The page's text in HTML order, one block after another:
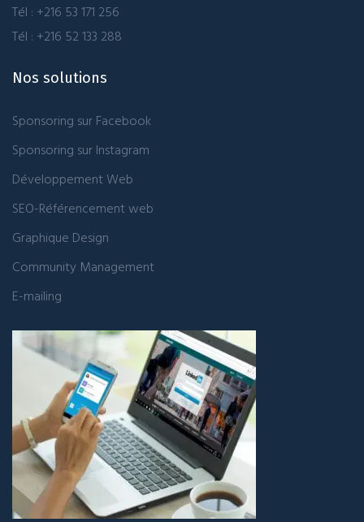
Tél : +216 53 171 256
Tél : +216 52 133 288
Nos solutions
Sponsoring sur Facebook
Sponsoring sur Instagram
Développement Web
SEO-Référencement web
Graphique Design
Community Management
E-mailing